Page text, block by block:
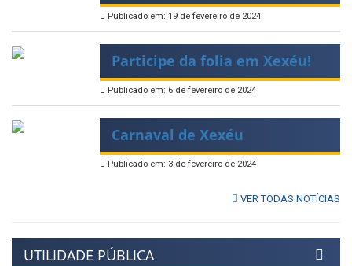
Publicado em: 19 de fevereiro de 2024
Participe da folia em Xexéu!
Publicado em: 6 de fevereiro de 2024
Carnaval de Xexéu
Publicado em: 3 de fevereiro de 2024
VER TODAS NOTÍCIAS
UTILIDADE PÚBLICA